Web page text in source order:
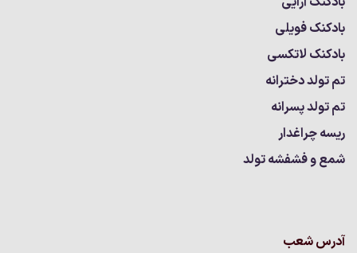
بادکنک فویلی
بادکنک لاتکسی
تم تولد دخترانه
تم تولد پسرانه
ریسه چراغدار
شمع و فشفشه تولد
آدرس شعب